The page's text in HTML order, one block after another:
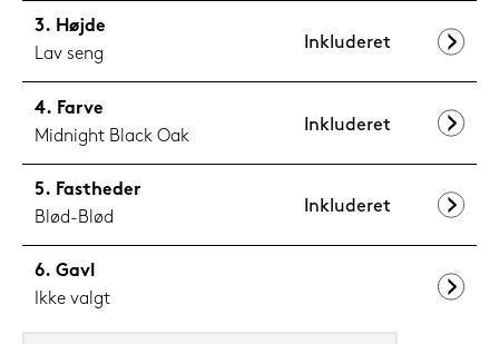
Højde
Lav seng
Inkluderet
Farve
Midnight Black Oak
Inkluderet
Fastheder
Blød-Blød
Inkluderet
Gavl
Ikke valgt